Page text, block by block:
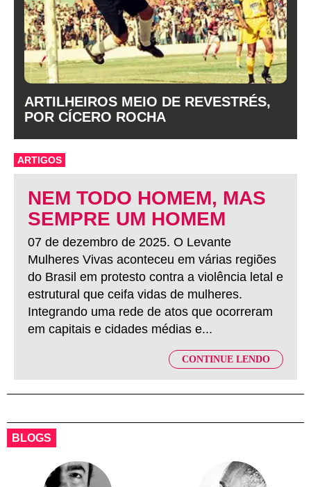
ARTILHEIROS MEIO DE REVESTRÉS,
POR CÍCERO ROCHA
ARTIGOS
NEM TODO HOMEM, MAS
SEMPRE UM HOMEM
07 de dezembro de 2025. O Levante
Mulheres Vivas aconteceu em várias regiões
do Brasil em protesto contra a violência letal e
estrutural que ceifa vidas de mulheres.
Integrando uma rede de atos que ocorreram
em capitais e cidades médias e...
CONTINUE LENDO
BLOGS